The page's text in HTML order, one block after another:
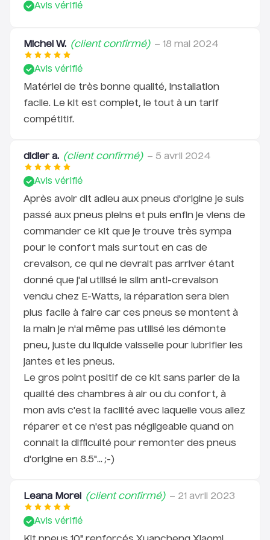
confort routier ainsi qu'une meilleure
Les pneus Xuancheng permettent de conserver
tous les bénéfices des Wanda p1069 tout en ayant
pluie grâce à leurs empreintes prononcées sur les
performances/confort/sécurité optimal.
Il est nécessaire de rallonger le câble de feu
arrière pour monter ce kit (rallonge plug n play
fournie).
ATTENTION:Veuillez noter que sur certaines Pro 2,
1S, Essential, il peut être nécessaire de limer le
support de feu arrière sous peine que le pneu
arrière frotte dessus.
Pour Xiaomi 1S, Pro 2, Essential: Il faudra utiliser un
renfort de garde boue 10", celui d'origine n'étant pas
compatible avec les kit pneus 10".
Montage du câble:
recommandée
générez votre étiquette de retour en quelques clics
sont pris en charge en cas de défaut couvert par la
garantie.
Avis vérifié
Michel W. (client confirmé) – 18 mai 2024
Avis vérifié
Matériel de très bonne qualité, installation
facile. Le kit est complet, le tout à un tarif
compétitif.
didier a. (client confirmé) – 5 avril 2024
Avis vérifié
Après avoir dit adieu aux pneus d'origine je suis
passé aux pneus pleins et puis enfin je viens de
commander ce kit que je trouve très sympa
pour le confort mais surtout en cas de
crevaison, ce qui ne devrait pas arriver étant
donné que j'ai utilisé le slim anti-crevaison
vendu chez E-Watts, la réparation sera bien
plus facile à faire car ces pneus se montent à
la main je n'ai même pas utilisé les démonte
pneu, juste du liquide vaisselle pour lubrifier les
jantes et les pneus.
Le gros point positif de ce kit sans parler de la
qualité des chambres à air ou du confort, à
mon avis c'est la facilité avec laquelle vous allez
réparer et ce n'est pas négligeable quand on
connait la difficulté pour remonter des pneus
d'origine en 8.5"... ;-)
Leana Morel (client confirmé) – 21 avril 2023
Avis vérifié